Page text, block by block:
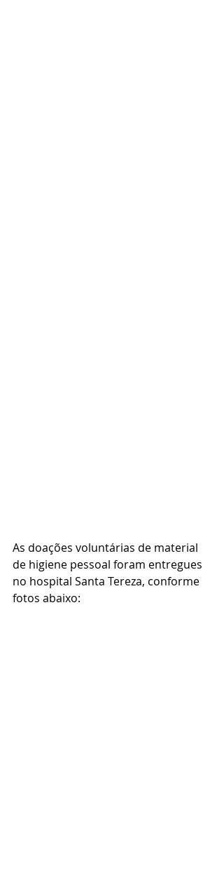
As doações voluntárias de material
de higiene pessoal foram entregues
no hospital Santa Tereza, conforme
fotos abaixo: